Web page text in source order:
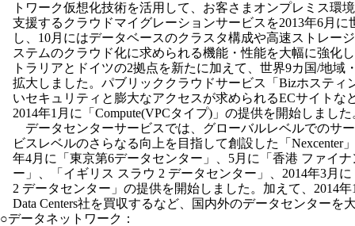
トワーク仮想化技術を活用して、お客さまオンプレミス環
支援するクラウドマイグレーションサービスを2013年6月に
し、10月にはデータベースのクラスタ構成や高速ストレー
ステムのクラウド化に求められる機能・性能を大幅に強化
トラリアとドイツの2拠点を新たに加えて、世界9カ国/地域
拡大しました。パブリッククラウドサービス「Bizホスティ
いセキュリティと膨大なアクセスが求められるECサイトな
2014年1月に「Compute(VPCタイプ)」の提供を開始しました
データセンターサービスでは、グローバルレベルでのサ
ビスレベルのさらなる向上を目指して創設した「Nexcenter
年4月に「東京第6データセンター」、5月に「香港 ファイ
ー」、「イギリス スラウ 2 データセンター」、2014年3月
2 データセンター」の提供を開始しました。加えて、2014年
Data Centers社を買収するなど、国内外のデータセンターを
○データネットワーク：